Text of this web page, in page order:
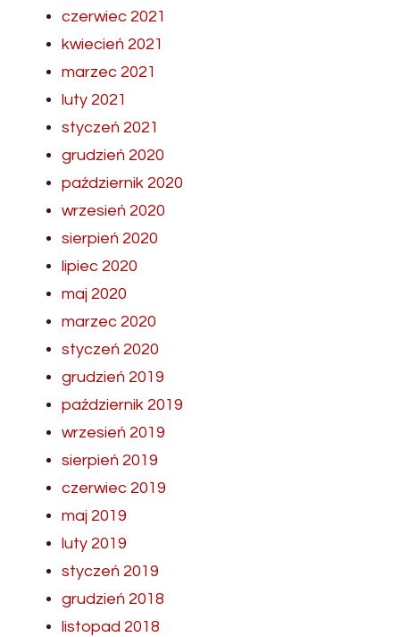
czerwiec 2021
kwiecień 2021
marzec 2021
luty 2021
styczeń 2021
grudzień 2020
październik 2020
wrzesień 2020
sierpień 2020
lipiec 2020
maj 2020
marzec 2020
styczeń 2020
grudzień 2019
październik 2019
wrzesień 2019
sierpień 2019
czerwiec 2019
maj 2019
luty 2019
styczeń 2019
grudzień 2018
listopad 2018